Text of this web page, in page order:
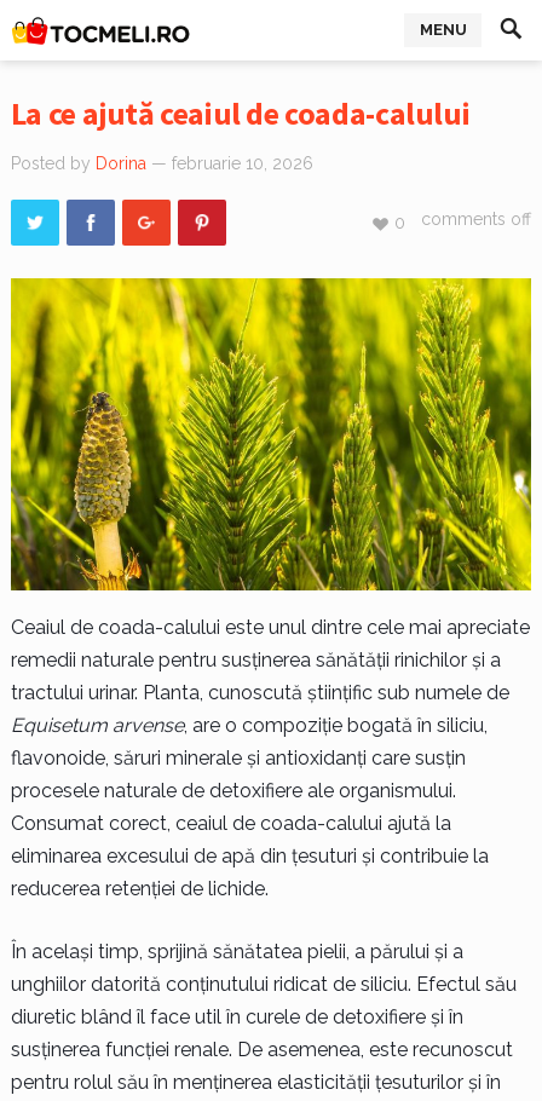
MENU
La ce ajută ceaiul de coada-calului
Posted by Dorina — februarie 10, 2026
comments off
0
Ceaiul de coada-calului este unul dintre cele mai apreciate
remedii naturale pentru susținerea sănătății rinichilor și a
tractului urinar. Planta, cunoscută științific sub numele de
Equisetum arvense, are o compoziție bogată în siliciu,
flavonoide, săruri minerale și antioxidanți care susțin
procesele naturale de detoxifiere ale organismului.
Consumat corect, ceaiul de coada-calului ajută la
eliminarea excesului de apă din țesuturi și contribuie la
reducerea retenției de lichide.
În același timp, sprijină sănătatea pielii, a părului și a
unghiilor datorită conținutului ridicat de siliciu. Efectul său
diuretic blând îl face util în curele de detoxifiere și în
susținerea funcției renale. De asemenea, este recunoscut
pentru rolul său în menținerea elasticității țesuturilor și în